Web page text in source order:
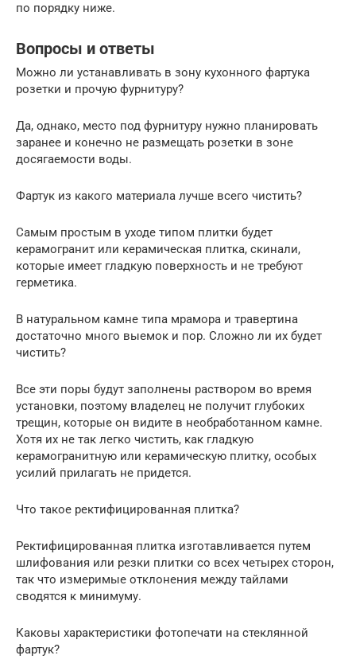
по порядку ниже.
Вопросы и ответы
Можно ли устанавливать в зону кухонного фартука
розетки и прочую фурнитуру?
Да, однако, место под фурнитуру нужно планировать
заранее и конечно не размещать розетки в зоне
досягаемости воды.
Фартук из какого материала лучше всего чистить?
Самым простым в уходе типом плитки будет
керамогранит или керамическая плитка, скинали,
которые имеет гладкую поверхность и не требуют
герметика.
В натуральном камне типа мрамора и травертина
достаточно много выемок и пор. Сложно ли их будет
чистить?
Все эти поры будут заполнены раствором во время
установки, поэтому владелец не получит глубоких
трещин, которые он видите в необработанном камне.
Хотя их не так легко чистить, как гладкую
керамогранитную или керамическую плитку, особых
усилий прилагать не придется.
Что такое ректифицированная плитка?
Ректифицированная плитка изготавливается путем
шлифования или резки плитки со всех четырех сторон,
так что измеримые отклонения между тайлами
сводятся к минимуму.
Каковы характеристики фотопечати на стеклянной
фартук?